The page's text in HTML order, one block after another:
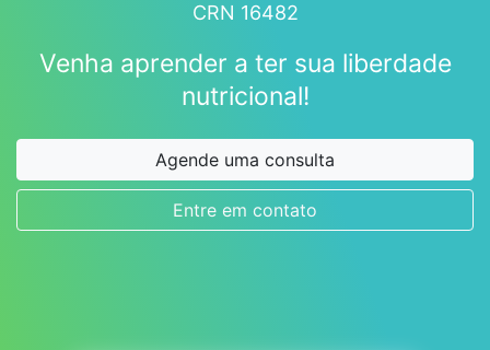
CRN 16482
Venha aprender a ter sua liberdade
nutricional!
Agende uma consulta
Entre em contato